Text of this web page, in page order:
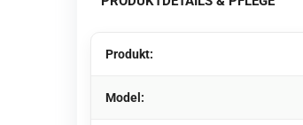
Produkt:
Model: